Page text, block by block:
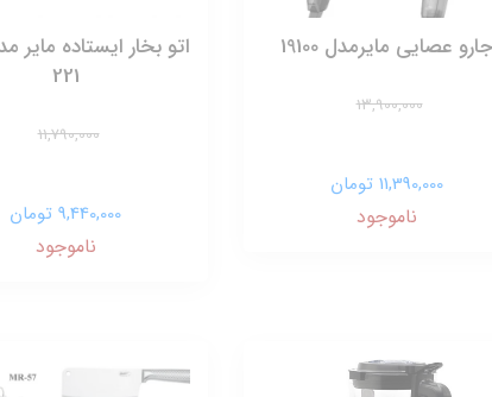
جارو عصایی مایرمدل 19100
13,900,000
11,390,000 تومان
ناموجود
221
11,790,000
9,440,000 تومان
ناموجود